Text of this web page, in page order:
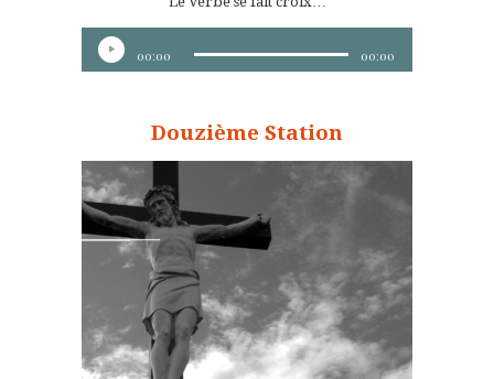
Lecteur
audio
00:00 00:00
Douzième Station